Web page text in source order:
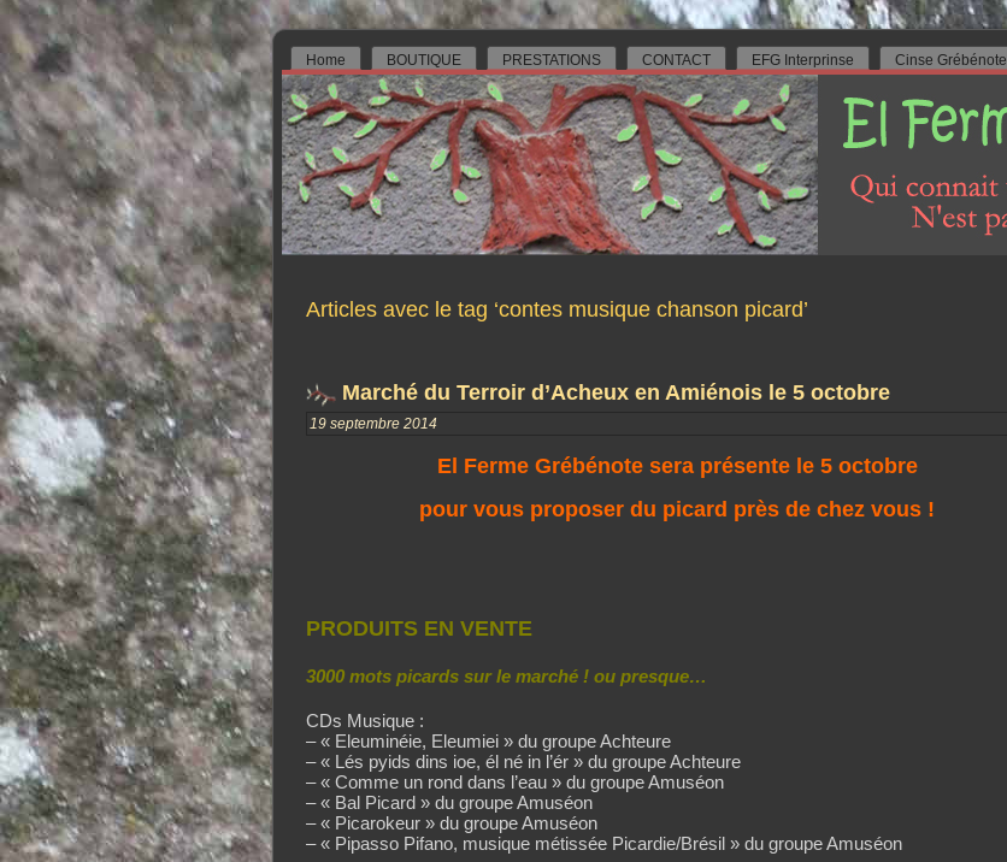
Home BOUTIQUE PRESTATIONS CONTACT EFG Interprinse Cinse Grébénote
Articles avec le tag ‘contes musique chanson picard’
Marché du Terroir d’Acheux en Amiénois le 5 octobre
19 septembre 2014
El Ferme Grébénote sera présente le 5 octobre
pour vous proposer du picard près de chez vous !
PRODUITS EN VENTE
3000 mots picards sur le marché ! ou presque…
CDs Musique :
– « Eleuminéie, Eleumiei » du groupe Achteure
– « Lés pyids dins ioe, él né in l’ér » du groupe Achteure
– « Comme un rond dans l’eau » du groupe Amuséon
– « Bal Picard » du groupe Amuséon
– « Picarokeur » du groupe Amuséon
– « Pipasso Pifano, musique métissée Picardie/Brésil » du groupe Amuséon